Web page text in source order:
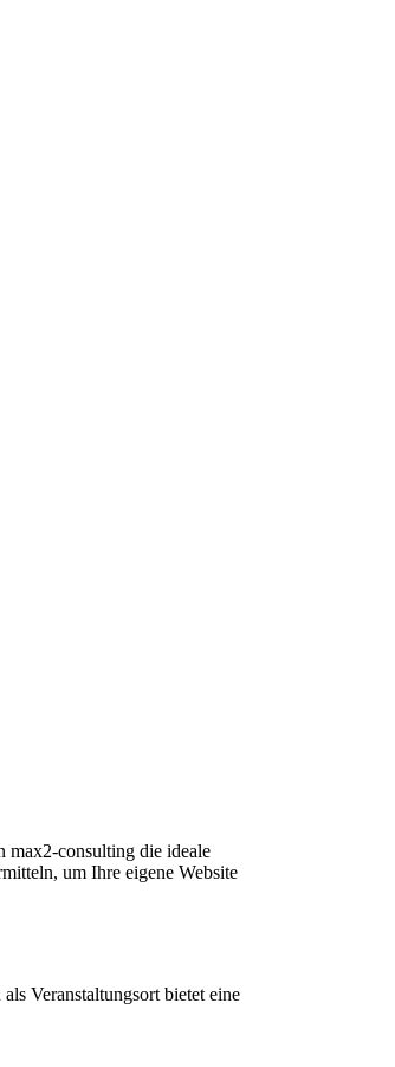
max2-consulting die ideale
um Ihre eigene Website
Veranstaltungsort bietet eine